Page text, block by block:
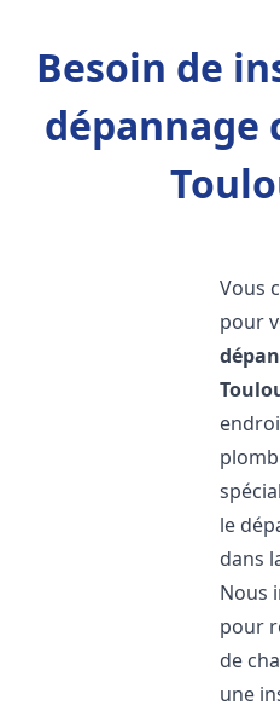
Besoin de
dépannage
Vous
pour
le
dans
Nous
pour
de
une